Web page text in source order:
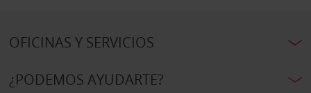
OFICINAS Y SERVICIOS
¿PODEMOS AYUDARTE?